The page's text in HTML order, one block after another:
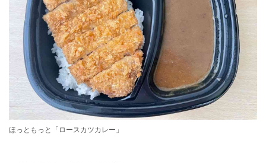
ほっともっと「ロースカツカレー」